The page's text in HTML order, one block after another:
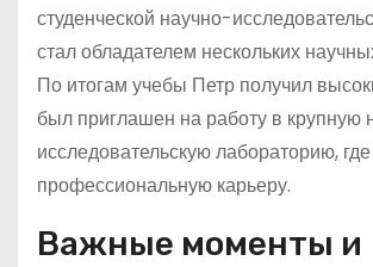
студенческой научно-
стал обладателем нескольких
По итогам учебы Петр получил
был приглашен на работу в крупную
исследовательскую лабораторию,
профессиональную карьеру.
Важные моменты и